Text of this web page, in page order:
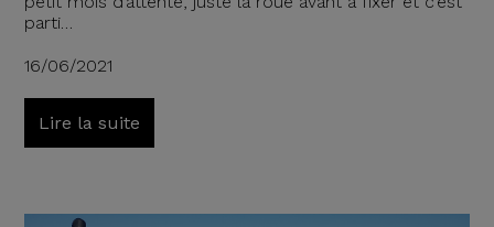
parti…
16/06/2021
Lire la suite